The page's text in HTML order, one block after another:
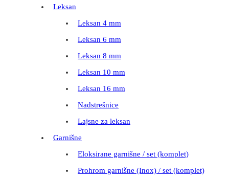
Leksan
Leksan 4 mm
Leksan 6 mm
Leksan 8 mm
Leksan 10 mm
Leksan 16 mm
Nadstrešnice
Lajsne za leksan
Garnišne
Eloksirane garnišne / set (komplet)
Prohrom garnišne (Inox) / set (komplet)